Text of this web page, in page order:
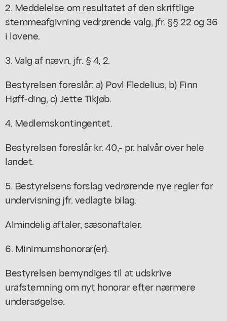
2. Meddelelse om resultatet af den skriftlige
stemmeafgivning vedrørende valg, jfr. §§ 22 og 36
i lovene.
3. Valg af nævn, jfr. § 4, 2.
Bestyrelsen foreslår: a) Povl Fledelius, b) Finn
Høff-ding, c) Jette Tikjøb.
4. Medlemskontingentet.
Bestyrelsen foreslår kr. 40,- pr. halvår over hele
landet.
5. Bestyrelsens forslag vedrørende nye regler for
undervisning jfr. vedlagte bilag.
Almindelig aftaler, sæsonaftaler.
6. Minimumshonorar(er).
Bestyrelsen bemyndiges til at udskrive
urafstemning om nyt honorar efter nærmere
undersøgelse.